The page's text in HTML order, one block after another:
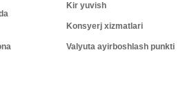
Kir yuvish
Konsyerj xizmatlari
Valyuta ayirboshlash punkti